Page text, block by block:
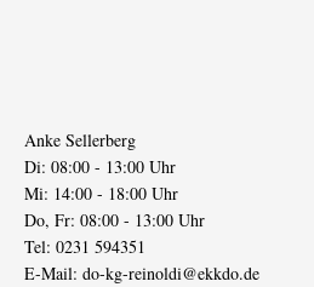
Anke Sellerberg
Di: 08:00 - 13:00 Uhr
Mi: 14:00 - 18:00 Uhr
Do, Fr: 08:00 - 13:00 Uhr
Tel: 0231 594351
E-Mail: do-kg-reinoldi@ekkdo.de